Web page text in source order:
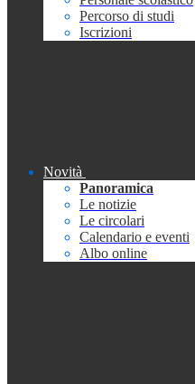
Percorso di studi
Iscrizioni
Novità
Panoramica
Le notizie
Le circolari
Calendario e eventi
Albo online